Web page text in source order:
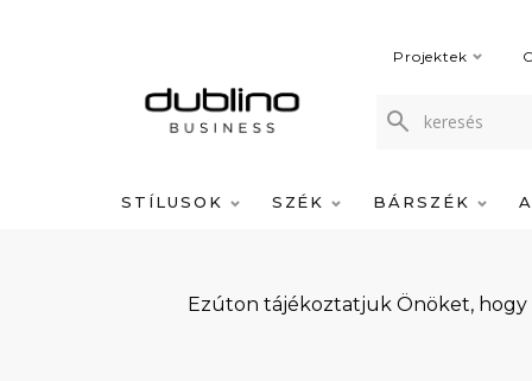
Projektek
STÍLUSOK SZÉK BÁRSZÉK
Ezúton tájékoztatjuk Önöket, hogy